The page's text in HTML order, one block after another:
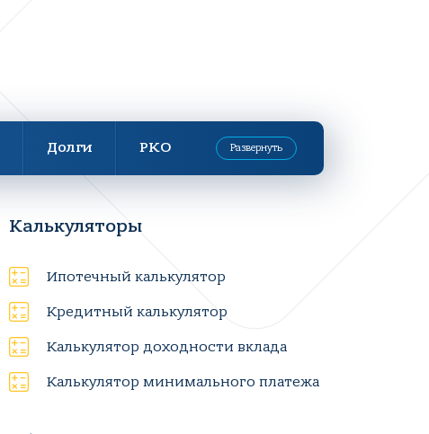
Долги РКО Развернуть
Калькуляторы
Ипотечный калькулятор
Кредитный калькулятор
Калькулятор доходности вклада
Калькулятор минимального платежа